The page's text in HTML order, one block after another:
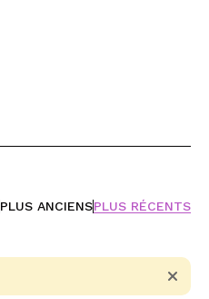
PLUS ANCIENSPLUS RÉCENTS